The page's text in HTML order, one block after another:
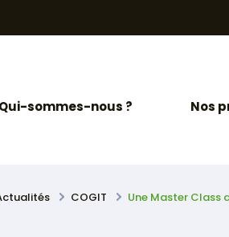
Qui-sommes-nous ? Nos
COGIT Une Master Class